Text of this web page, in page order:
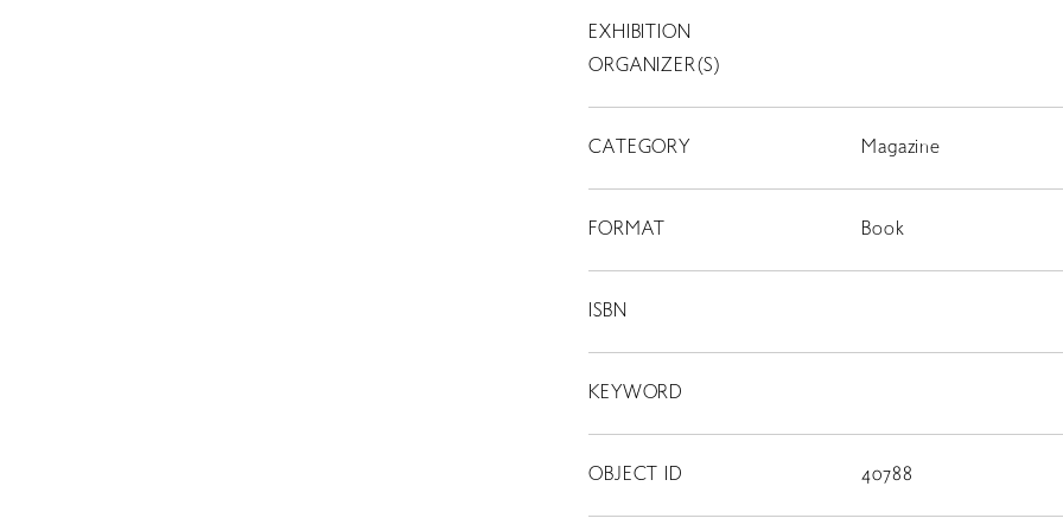
THINK ISLANDS RETRACE
動画
EXHIBITION
ORGANIZER(S)
CATEGORY Magazine
FORMAT Book
ISBN
KEYWORD
OBJECT ID 40788